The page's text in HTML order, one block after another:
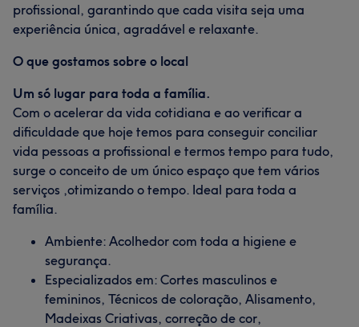
profissional, garantindo que cada visita seja uma
experiência única, agradável e relaxante.
O que gostamos sobre o local
Um só lugar para toda a família.
Com o acelerar da vida cotidiana e ao verificar a
dificuldade que hoje temos para conseguir conciliar
vida pessoas a profissional e termos tempo para tudo,
surge o conceito de um único espaço que tem vários
serviços ,otimizando o tempo. Ideal para toda a
família.
Ambiente: Acolhedor com toda a higiene e
segurança.
Especializados em: Cortes masculinos e
femininos, Técnicos de coloração, Alisamento,
Madeixas Criativas, correção de cor,